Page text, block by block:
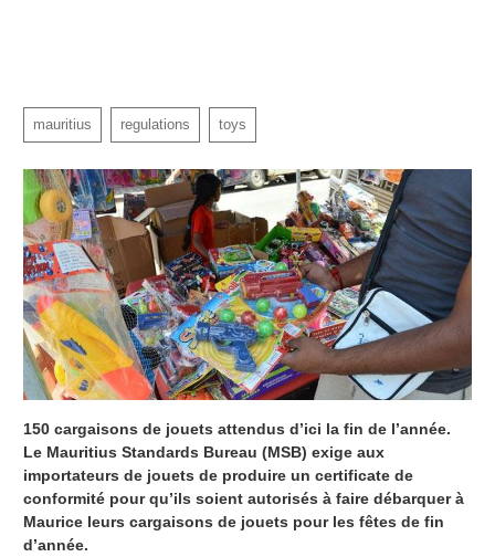
mauritius regulations toys
150 cargaisons de jouets attendus d’ici la fin de l’année.
Le Mauritius Standards Bureau (MSB) exige aux
importateurs de jouets de produire un certificate de
conformité pour qu’ils soient autorisés à faire débarquer à
Maurice leurs cargaisons de jouets pour les fêtes de fin
d’année.